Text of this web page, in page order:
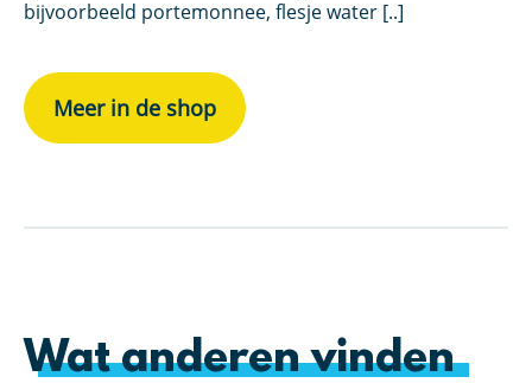
bijvoorbeeld portemonnee, flesje water [..]
Meer in de shop
Wat anderen vinden